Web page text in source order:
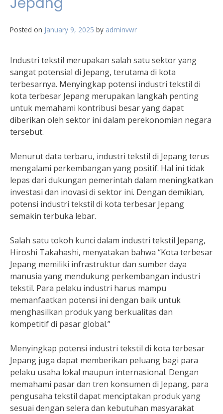
Posted on January 9, 2025 by adminvwr
Industri tekstil merupakan salah satu sektor yang
sangat potensial di Jepang, terutama di kota
terbesarnya. Menyingkap potensi industri tekstil di
kota terbesar Jepang merupakan langkah penting
untuk memahami kontribusi besar yang dapat
diberikan oleh sektor ini dalam perekonomian negara
tersebut.
Menurut data terbaru, industri tekstil di Jepang terus
mengalami perkembangan yang positif. Hal ini tidak
lepas dari dukungan pemerintah dalam meningkatkan
investasi dan inovasi di sektor ini. Dengan demikian,
potensi industri tekstil di kota terbesar Jepang
semakin terbuka lebar.
Salah satu tokoh kunci dalam industri tekstil Jepang,
Hiroshi Takahashi, menyatakan bahwa “Kota terbesar
Jepang memiliki infrastruktur dan sumber daya
manusia yang mendukung perkembangan industri
tekstil. Para pelaku industri harus mampu
memanfaatkan potensi ini dengan baik untuk
menghasilkan produk yang berkualitas dan
kompetitif di pasar global.”
Menyingkap potensi industri tekstil di kota terbesar
Jepang juga dapat memberikan peluang bagi para
pelaku usaha lokal maupun internasional. Dengan
memahami pasar dan tren konsumen di Jepang, para
pengusaha tekstil dapat menciptakan produk yang
sesuai dengan selera dan kebutuhan masyarakat